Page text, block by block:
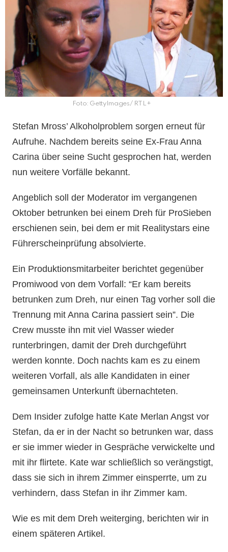
Foto: GettyImages/ RTL+
Stefan Mross’ Alkoholproblem sorgen erneut für
Aufruhe. Nachdem bereits seine Ex-Frau Anna
Carina über seine Sucht gesprochen hat, werden
nun weitere Vorfälle bekannt.
Angeblich soll der Moderator im vergangenen
Oktober betrunken bei einem Dreh für ProSieben
erschienen sein, bei dem er mit Realitystars eine
Führerscheinprüfung absolvierte.
Ein Produktionsmitarbeiter berichtet gegenüber
Promiwood von dem Vorfall: “Er kam bereits
betrunken zum Dreh, nur einen Tag vorher soll die
Trennung mit Anna Carina passiert sein”. Die
Crew musste ihn mit viel Wasser wieder
runterbringen, damit der Dreh durchgeführt
werden konnte. Doch nachts kam es zu einem
weiteren Vorfall, als alle Kandidaten in einer
gemeinsamen Unterkunft übernachteten.
Dem Insider zufolge hatte Kate Merlan Angst vor
Stefan, da er in der Nacht so betrunken war, dass
er sie immer wieder in Gespräche verwickelte und
mit ihr flirtete. Kate war schließlich so verängstigt,
dass sie sich in ihrem Zimmer einsperrte, um zu
verhindern, dass Stefan in ihr Zimmer kam.
Wie es mit dem Dreh weiterging, berichten wir in
einem späteren Artikel.